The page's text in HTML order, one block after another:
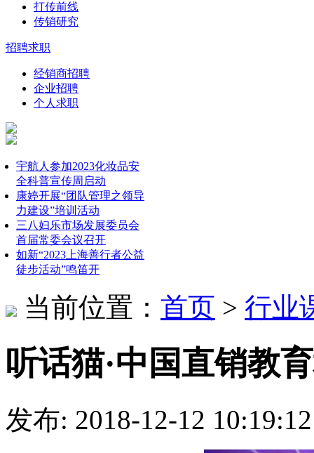
打传前线
传销研究
招聘求职
经销商招聘
企业招聘
个人求职
宇航人参加2023化妆品安
全科普宣传周启动
康婷开展“团队管理之领导
力建设”培训活动
三八妇乐市场发展委员会
首届常委会议召开
如新“2023上海善行者公益
徒步活动”鸣笛开
当前位置： 首页 > 行业
听话猫·中国直销教
发布: 2018-12-12